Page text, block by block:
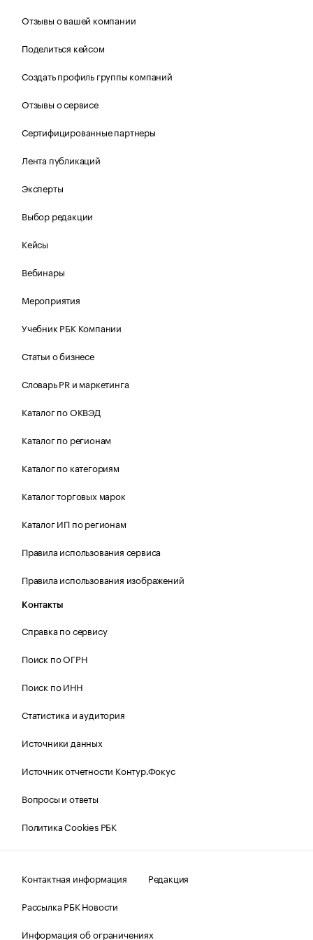
Отзывы о вашей компании
Поделиться кейсом
Создать профиль группы компаний
Отзывы о сервисе
Сертифицированные партнеры
Лента публикаций
Эксперты
Выбор редакции
Кейсы
Вебинары
Мероприятия
Учебник РБК Компании
Статьи о бизнесе
Словарь PR и маркетинга
Каталог по ОКВЭД
Каталог по регионам
Каталог по категориям
Каталог торговых марок
Каталог ИП по регионам
Правила использования сервиса
Правила использования изображений
Контакты
Справка по сервису
Поиск по ОГРН
Поиск по ИНН
Статистика и аудитория
Источники данных
Источник отчетности Контур.Фокус
Вопросы и ответы
Политика Cookies РБК
Контактная информация
Редакция
Рассылка РБК Новости
Информация об ограничениях